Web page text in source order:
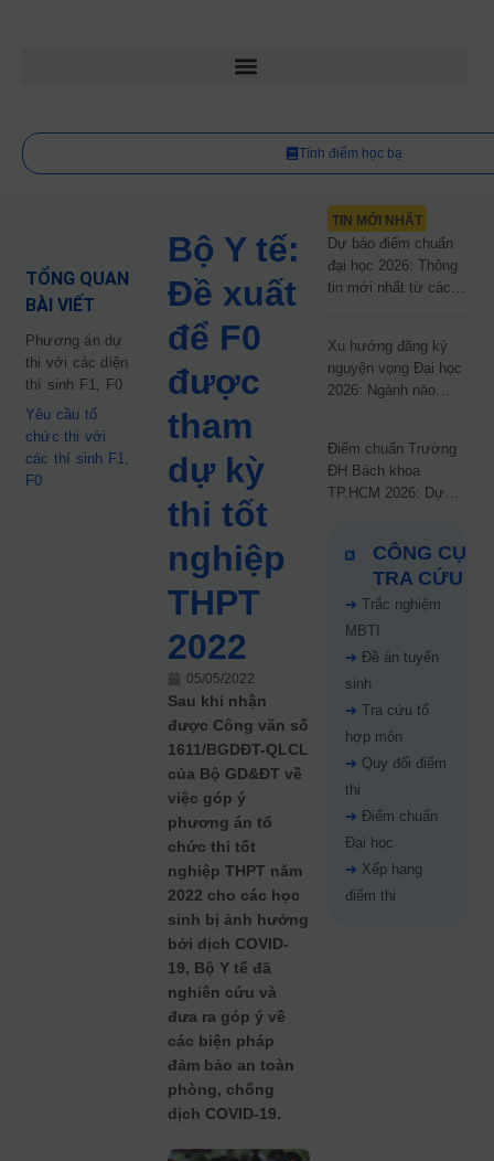
Tính điểm học bạ
TỔNG QUAN
BÀI VIẾT
Phương án dự
thi với các diện
thí sinh F1, F0
Yêu cầu tổ
chức thi với
các thí sinh F1,
F0
Bộ Y tế:
Đề xuất
để F0
được
tham
dự kỳ
thi tốt
nghiệp
THPT
2022
05/05/2022
Sau khi nhận
được Công văn số
1611/BGDĐT-QLCL
của Bộ GD&ĐT về
việc góp ý
phương án tổ
chức thi tốt
nghiệp THPT năm
2022 cho các học
sinh bị ảnh hưởng
bởi dịch COVID-
19, Bộ Y tế đã
nghiên cứu và
đưa ra góp ý về
các biện pháp
đảm bảo an toàn
phòng, chống
dịch COVID-19.
TIN MỚI NHẤT
Dự báo điểm chuẩn
đại học 2026: Thông
tin mới nhất từ các
Xu hướng đăng ký
nguyện vọng Đại học
2026: Ngành nào
Điểm chuẩn Trường
ĐH Bách khoa
TP.HCM 2026: Dự
67%
CÔNG CỤ
TRA CỨU
➜ Trắc nghiệm
MBTI
➜ Đề án tuyển
sinh
➜ Tra cứu tổ
hợp môn
➜ Quy đổi điểm
thi
➜ Điểm chuẩn
Đại học
➜ Xếp hạng
điểm thi